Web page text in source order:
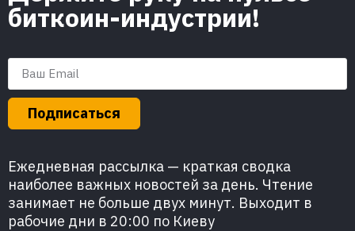
биткоин-индустрии!
Подписаться
Ежедневная рассылка — краткая сводка
наиболее важных новостей за день. Чтение
занимает не больше двух минут. Выходит в
рабочие дни в 20:00 по Киеву